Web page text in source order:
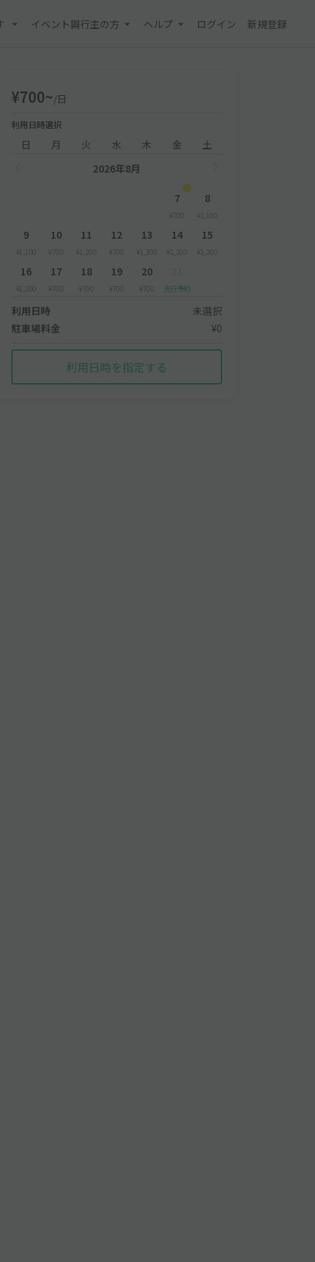
イベント興行主の方 ヘルプ ログイン 新規登録
¥700~/日
利用日時選択
日 月 火 水 木 金
土
2026年8月
7
¥700
8
¥1,100
9
¥1,100
10
¥700
11
¥1,200
12
¥700
13
¥1,200
14
¥1,200
15
¥1,200
16
¥1,200
17
¥700
18
¥700
19
¥700
20
¥700 先行予約
利用日時
未選択
駐車場料金
¥0
利用日時を指定する